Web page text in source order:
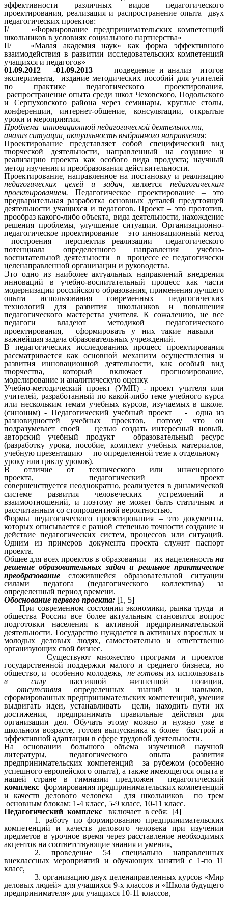
эффективности различных видов педагогического
проектирования, реализация и распространение опыта двух
педагогических проектов:
I/ «Формирование предпринимательских компетенций
школьников в условиях социального партнерства»
II/ «Малая академия наук» как форма эффективного
взаимодействия в развитии исследовательских компетенций
учащихся и педагогов»
01.09.2012 -01.09.2013подведение и анализ
итогов
эксперимента,
издание методических пособий для учителей
по практике педагогического проектирования,
распространение опыта среди школ Чеховского, Подольского
и Серпуховского района через семинары, круглые столы,
конференции, интернет-общение, консультации, открытые
уроки и мероприятия.
Проблема инновационной педагогической деятельности,
анализ ситуации, актуальность выбранного направления:
Проектирование представляет собой специфический вид
творческой деятельности, направленный на создание и
реализацию проекта как особого вида продукта; научный
метод изучения и преобразования действительности.
Проектирование, направленное на постановку и реализацию
педагогических целей и задач, являетсяпедагогическим
проектированием. Педагогическое проектирование – это
предварительная разработка основных деталей предстоящей
деятельности учащихся и педагогов. Проект – это прототип,
прообраз какого-либо объекта, вида деятельности, нахождение
решения проблемы, улучшение ситуации. Организационно-
педагогическое проектирование – это инновационный метод
построения перспектив реализации педагогического
потенциала определенного направления учебно-
воспитательной деятельности в процессе ее педагогически
целенаправленной организации и руководства.
Это одно из наиболее актуальных направлений внедрения
инноваций в учебно-воспитательный процесс как части
модернизации российского образования, применения лучшего
опыта использования современных педагогических
технологий для развития школьников и повышения
педагогического мастерства учителя. К сожалению, не все
педагоги владеют методикой педагогического
проектирования, сформировать у них такие навыки –
важнейшая задача образовательных учреждений.
В педагогических исследованиях процесс проектирования
рассматривается как основной механизм осуществления и
развития инновационной деятельности, как особый вид
творчества, который включает прогнозирование,
моделирование и аналитическую оценку.
Учебно-методический проект (УМП) - проект учителя или
учителей, разработанный по какой-либо теме учебного курса
или нескольким темам учебных курсов, изучаемых в школе.
(синоним) - Педагогический учебный проект - одна из
разновидностей учебных проектов, потому что он
подразумевает своей целью создать интересный новый,
авторский учебный продукт – образовательный ресурс
(разработку урока, пособие, комплект учебных материалов,
учебную презентацию по определенной теме к отдельному
уроку или циклу уроков).
В отличие от технического или инженерного
проекта, педагогический проект
совершенствуется неоднократно, реализуется в динамической
системе развития человеческих устремлений и
взаимоотношений, и поэтому не может быть статичным и
рассчитанным со стопроцентной вероятностью.
Формы педагогического проектирования – это документы,
которых описывается с разной степенью точности создание и
действие педагогических систем, процессов или ситуаций.
Одним из примеров документа проекта служит паспорт
проекта.
Общее для всех проектов в образовании – их нацеленность на
решение образовательных задач и реальное практическое
преобразование сложившейся образовательной ситуации
силами педагога (педагогического коллектива) за
определенный период времени.
Обоснование первого проекта: [1, 5]
При современном состоянии экономики, рынка труда и
общества России все более актуальным становится вопрос
подготовки населения к активной предпринимательской
деятельности. Государство нуждается в активных взрослых и
молодых деловых людях, самостоятельно и ответственно
организующих свой бизнес.
Существуют множество программ и проектов
государственной поддержки малого и среднего бизнеса, но
общество, и особенно молодежь,не готовы их использовать
в силу пассивной жизненной позиции,
отсутствия определенных знаний и навыков,
сформированных предпринимательских компетенций, умения
выдвигать идеи, устанавливать цели, находить пути их
достижения, предпринимать правильные действия для
организации дел. Обучать этому можно и нужно уже в
школьном возрасте, готовя выпускника к более быстрой и
эффективной адаптации в сфере трудовой деятельности.
На основании большого объема изученной научной
литературы, педагогического опыта развития
предпринимательских компетенций за рубежом (особенно
успешного европейского опыта), а также имеющегося опыта в
нашей стране в гимназии предложен педагогический
комплекс формирования предпринимательских компетенций
и качеств делового человека для школьников по трем
основным блокам: 1-4 класс, 5-9 класс, 10-11 класс.
Педагогический комплекс
включает в себя: [4]
работу по формированию предпринимательских
компетенций и качеств делового человека при изучении
предметов в урочное время через расставление необходимых
акцентов на соответствующие знания и умения,
проведение 54 специально направленных
внеклассных мероприятий и обучающих занятий с 1-по 11
класс,
организацию двух целенаправленных курсов «Мир
деловых людей» для учащихся 9-х классов и «Школа будущего
предпринимателя» для учащихся 10-11 классов,